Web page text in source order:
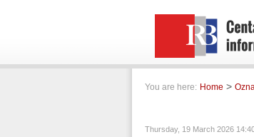
You are here: Home >
Thursday, 19 March 2026